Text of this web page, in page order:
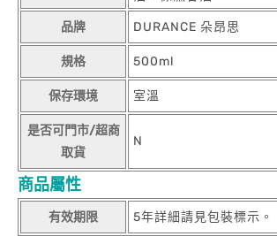
品牌 DURANCE 朵昂思
規格 500ml
保存環境 室溫
是否可門市/超商
取貨
N
商品屬性
有效期限 5年詳細請見包裝標示。